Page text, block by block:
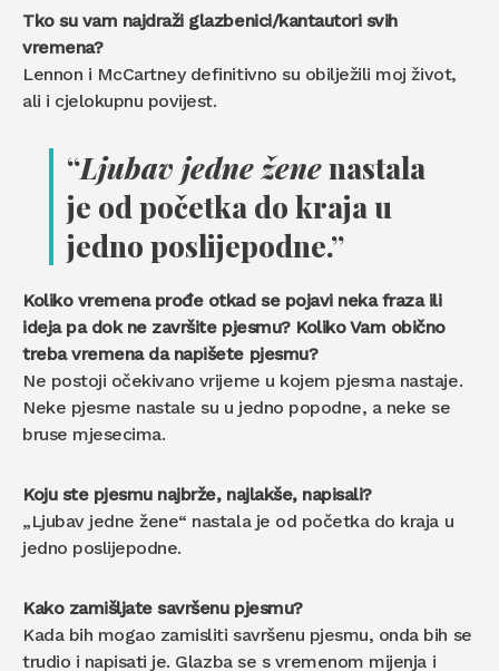
Tko su vam najdraži glazbenici/kantautori svih
vremena?
Lennon i McCartney definitivno su obilježili moj život,
ali i cjelokupnu povijest.
“Ljubav jedne ženenastala
je od početka do kraja u
jedno poslijepodne.”
Koliko vremena prođe otkad se pojavi neka fraza ili
ideja pa dok ne završite pjesmu? Koliko Vam obično
treba vremena da napišete pjesmu?
Ne postoji očekivano vrijeme u kojem pjesma nastaje.
Neke pjesme nastale su u jedno popodne, a neke se
bruse mjesecima.
Koju ste pjesmu najbrže, najlakše, napisali?
„Ljubav jedne žene“ nastala je od početka do kraja u
jedno poslijepodne.
Kako zamišljate savršenu pjesmu?
Kada bih mogao zamisliti savršenu pjesmu, onda bih se
trudio i napisati je. Glazba se s vremenom mijenja i